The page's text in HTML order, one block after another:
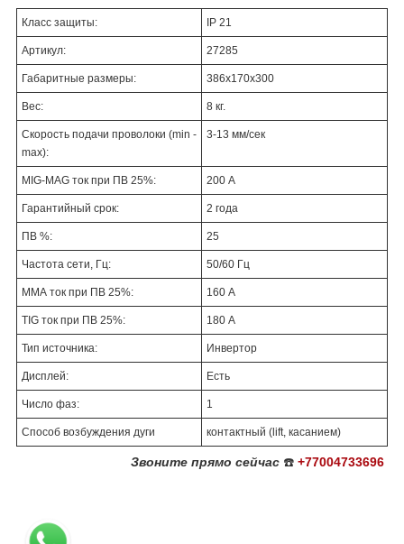
Класс защиты: IP 21
Артикул: 27285
Габаритные размеры: 386x170x300
Вес: 8 кг.
Скорость подачи проволоки (min -
max):
3-13 мм/сек
MIG-MAG ток при ПВ 25%: 200 А
Гарантийный срок: 2 года
ПВ %: 25
Частота сети, Гц: 50/60 Гц
ММА ток при ПВ 25%: 160 А
TIG ток при ПВ 25%: 180 А
Тип источника: Инвертор
Дисплей: Есть
Число фаз: 1
Способ возбуждения дуги контактный (lift, касанием)
Звоните прямо сейчас ☎️ +77004733696